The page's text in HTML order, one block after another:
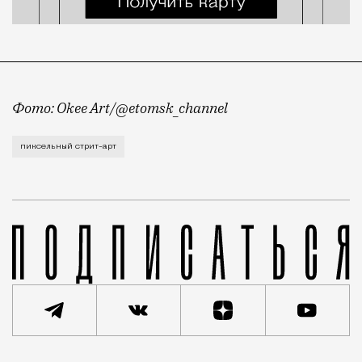
Фото: Okee Art/@etomsk_channel
Мозаичный стрит-арт активно развивается в
пиксельный стрит-арт